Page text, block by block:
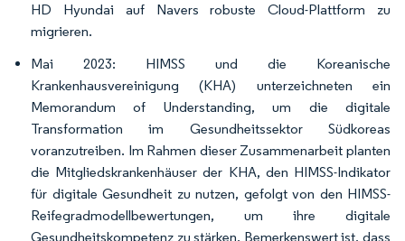
HD Hyundai auf Navers robuste Cloud-Plattform zu
migrieren.
Mai 2023: HIMSS und die Koreanische
Krankenhausvereinigung (KHA) unterzeichneten ein
Memorandum of Understanding, um die digitale
Transformation im Gesundheitssektor Südkoreas
voranzutreiben. Im Rahmen dieser Zusammenarbeit planten
die Mitgliedskrankenhäuser der KHA, den HIMSS-Indikator
für digitale Gesundheit zu nutzen, gefolgt von den HIMSS-
Reifegradmodellbewertungen, um ihre digitale
Gesundheitskompetenz zu stärken. Bemerkenswert ist, dass